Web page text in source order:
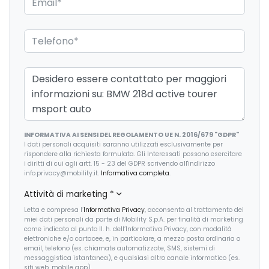
Sedile riscaldato lato guidatore
Sedili anteriori regolabili
Sedili anteriori sportivi
Sedili posteriori regolabili
Selettore stile di guida
Sensori di pioggia
Serbatoio carburante maggiorato
Servosterzo
Sistema di assistenza al mantenimento della corsia
Sistema di chiamata d'emergenza
Sistema di riconoscimento stanchezza guidatore
Sospensioni regolabili
Fari a led
Fari automatici e sensore pioggia
Fari posteriori a led
Freno di stazionamento elettrico
Garanzia aggiuntiva best4
Illuminazione abitacolo
Illuminazione ambientale
Impianto audio con touchscreen
Impianto di scarico
Indicatore pressione pneumatici
Indicatori di direzione integrati negli specchietti retrovisori
Innovation package
INFORMATIVA AI SENSI DEL REGOLAMENTO UE N. 2016/679 "GDPR"
I dati personali acquisiti saranno utilizzati esclusivamente per
rispondere alla richiesta formulata. Gli Interessati possono esercitare
i diritti di cui agli artt. 15 - 23 del GDPR scrivendo all'indirizzo
info.privacy@mobility.it. Informativa completa.
Attività di marketing *
Letta e compresa l’Informativa Privacy, acconsento al trattamento dei
miei dati personali da parte di Mobility S.p.A. per finalità di marketing
come indicato al punto II. h. dell’Informativa Privacy, con modalità
elettroniche e/o cartacee, e, in particolare, a mezzo posta ordinaria o
email, telefono (es. chiamate automatizzate, SMS, sistemi di
messaggistica istantanea), e qualsiasi altro canale informatico (es.